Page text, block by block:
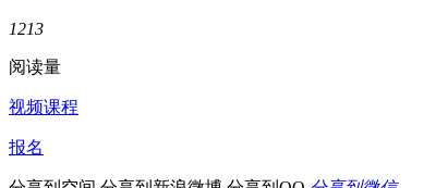
1213
阅读量
视频课程
报名